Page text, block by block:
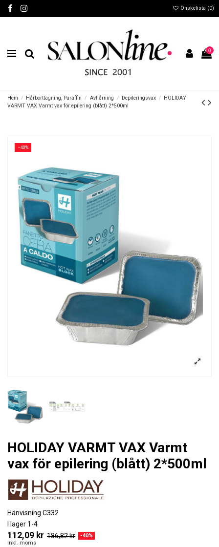
Önskelista (0)
0
Hem Hårborttagning, Paraffin Avhårning Depileringsvax
HOLIDAY
VARMT VAX Varmt vax för epilering (blått) 2*500ml
−40%
HOLIDAY VARMT VAX Varmt
vax för epilering (blått) 2*500ml
Hänvisning C332
I lager 1-4
112,09 kr 186,82 kr
-40%
Inkl. moms